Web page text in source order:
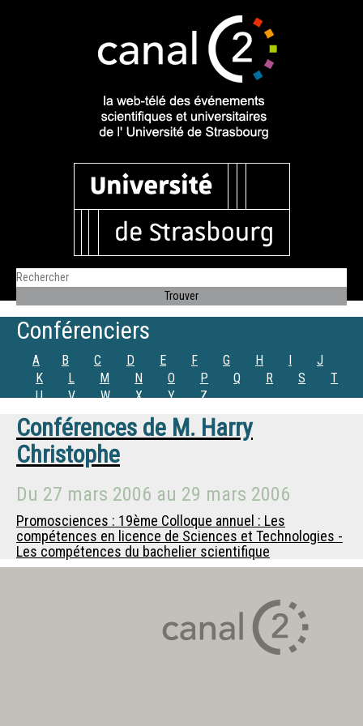
Conférenciers
A B C D E F G H I
J
K
L M N O P Q R S
T
U
V W X Y Z
Conférences de M. Harry
Christophe
Du 27 mars 2006 au 29 mars 2006
Promosciences : 19ème Colloque annuel : Les
compétences en licence de Sciences et Technologies -
Les compétences du bachelier scientifique